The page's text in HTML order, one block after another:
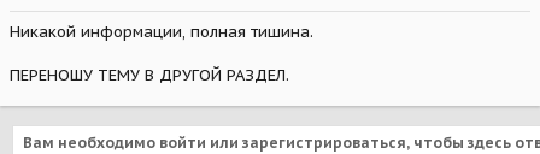
Никакой информации, полная тишина.
ПЕРЕНОШУ ТЕМУ В ДРУГОЙ РАЗДЕЛ.
Вам необходимо войти или зарегистрироваться, чтобы здесь